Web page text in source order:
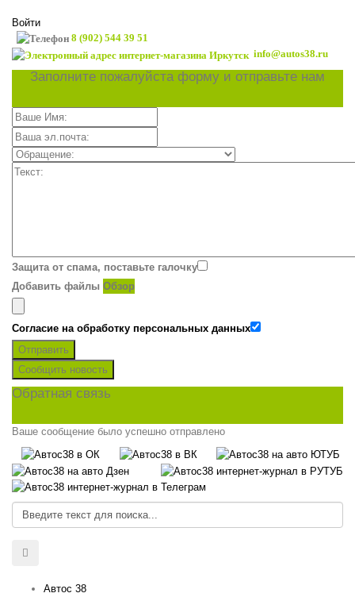
Войти
8 (902) 544 39 51
info@autos38.ru
Заполните пожалуйста форму и отправьте нам
Защита от спама, поставьте галочку
Добавить файлы Обзор
Согласие на обработку персональных данных
Отправить
Сообщить новость
Обратная связь
Ваше сообщение было успешно отправлено
Автос 38